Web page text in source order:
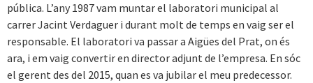
pública. L’any 1987 vam muntar el laboratori municipal al
carrer Jacint Verdaguer i durant molt de temps en vaig ser el
responsable. El laboratori va passar a Aigües del Prat, on és
ara, i em vaig convertir en director adjunt de l’empresa. En sóc
el gerent des del 2015, quan es va jubilar el meu predecessor.